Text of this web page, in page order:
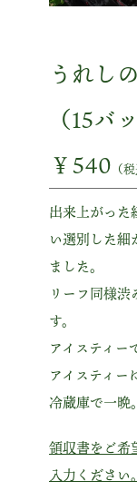
うれし
（15バ
￥540 （
出来上がった
い選別した細
ました。
リーフ同様
す。
アイスティー
アイスティー
冷蔵庫で一晩
領収書をご希
入力ください。